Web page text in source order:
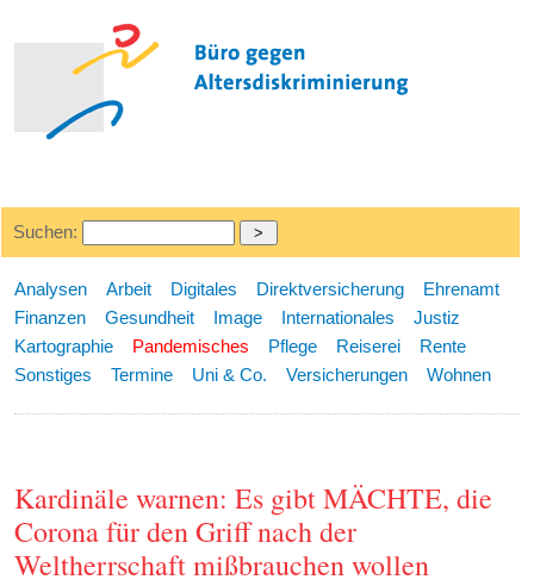
Suchen:
Analysen Arbeit Digitales Direktversicherung
Ehrenamt
Finanzen
Gesundheit Image Internationales
Justiz
Kartographie
Pandemisches Pflege Reiserei
Rente
Sonstiges
Termine Uni & Co. Versicherungen Wohnen
Kardinäle warnen: Es gibt MÄCHTE, die
Corona für den Griff nach der
Weltherrschaft mißbrauchen wollen